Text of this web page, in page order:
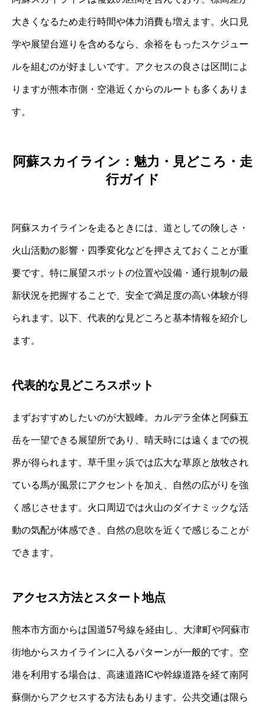
大きくなるため走行時間や体力消費も増えます。火口見
学や展望台巡りを含めるなら、余裕をもったスケジュー
ルを組むのが好ましいです。アクセスの良さは区間によ
りますが熊本市側・空港近くからのルートも多くありま
す。
阿蘇スカイライン：魅力・見どころ・走
行ガイド
阿蘇スカイラインを走るときには、道としての険しさ・
火山活動の影響・四季変化などを押さえておくことが重
要です。特に展望スポットの位置や設備・通行規制の最
新状況を把握することで、安全で満足度の高い体験が得
られます。以下、代表的な見どころと基本情報を紹介し
ます。
代表的な見どころスポット
まずおすすめしたいのが大観峰。カルデラ全体と阿蘇五
岳を一望できる展望所であり、晴天時には遠くまでの視
界が得られます。草千里ヶ浜では広大な草原と放牧され
ている馬が風景にアクセントを加え、自然の広がりを強
く感じさせます。火口周辺では火山のダイナミックな活
動の気配が体感でき、自然の息吹を近くで感じることが
できます。
アクセス方法とスタート地点
熊本市方面からは国道57号線を経由し、大津町や阿蘇市
街地からスカイラインに入るパターンが一般的です。空
港を利用する場合は、高速道路ICや幹線道路を経て南阿
蘇側からアクセスする方法もあります。公共交通は限ら